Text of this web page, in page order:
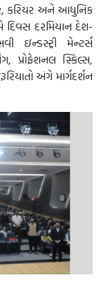
કરિયર અને આધુનિક
દિવસ દરમિયાન દેશ-
ઇન્ડસ્ટ્રી મેન્ટર્સ
પ્રોફેશનલ સ્કિલ્સ,
અંગે માર્ગદર્શન